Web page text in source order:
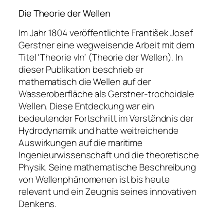
Die Theorie der Wellen
Im Jahr 1804 veröffentlichte František Josef
Gerstner eine wegweisende Arbeit mit dem
Titel 'Theorie vln’ (Theorie der Wellen). In
dieser Publikation beschrieb er
mathematisch die Wellen auf der
Wasseroberfläche als Gerstner-trochoidale
Wellen. Diese Entdeckung war ein
bedeutender Fortschritt im Verständnis der
Hydrodynamik und hatte weitreichende
Auswirkungen auf die maritime
Ingenieurwissenschaft und die theoretische
Physik. Seine mathematische Beschreibung
von Wellenphänomenen ist bis heute
relevant und ein Zeugnis seines innovativen
Denkens.